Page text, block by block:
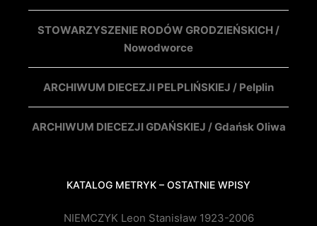
STOWARZYSZENIE RODÓW GRODZIEŃSKICH /
Nowodworce
ARCHIWUM DIECEZJI PELPLIŃSKIEJ / Pelplin
ARCHIWUM DIECEZJI GDAŃSKIEJ / Gdańsk Oliwa
KATALOG METRYK – OSTATNIE WPISY
NIEMCZYK Leon Stanisław 1923-2006